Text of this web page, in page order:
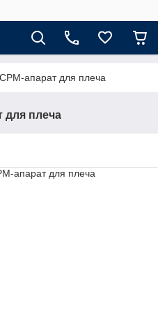
апарат для плеча
для плеча